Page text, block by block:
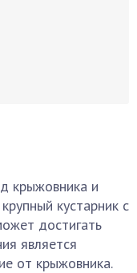
крыжовника и
кустарник с
достигать
является
от крыжовника.